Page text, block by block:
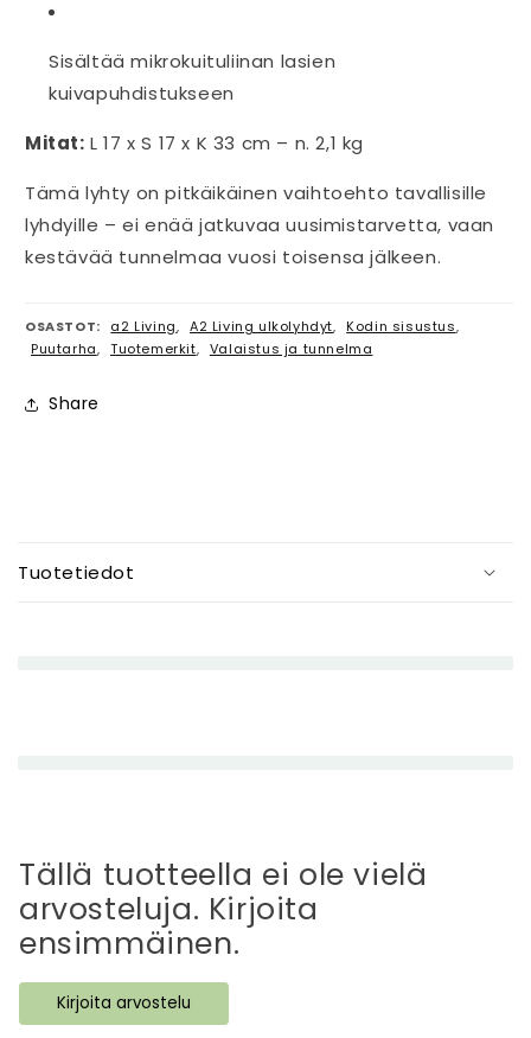
Sisältää mikrokuituliinan lasien
kuivapuhdistukseen
Mitat: L 17 x S 17 x K 33 cm – n. 2,1 kg
Tämä lyhty on pitkäikäinen vaihtoehto tavallisille
lyhdyille – ei enää jatkuvaa uusimistarvetta, vaan
kestävää tunnelmaa vuosi toisensa jälkeen.
OSASTOT: a2 Living, A2 Living ulkolyhdyt, Kodin sisustus,
Puutarha, Tuotemerkit, Valaistus ja tunnelma
Share
e
ä
s
i
s
ä
l
Tuotetiedot
Tällä tuotteella ei ole vielä
arvosteluja. Kirjoita
ensimmäinen.
Kirjoita arvostelu